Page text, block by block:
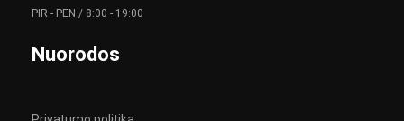
PIR - PEN / 8:00 - 19:00
Nuorodos